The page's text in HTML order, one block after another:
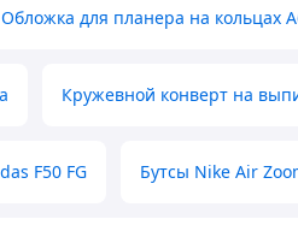
Обложка для планера на кольцах
Кружевной конверт на
F50 FG Бутсы Nike Air